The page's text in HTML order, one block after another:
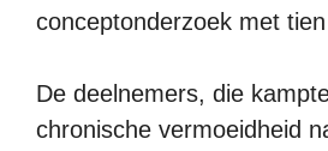
conceptonderzoek met
De deelnemers, die
chronische vermoeidheid